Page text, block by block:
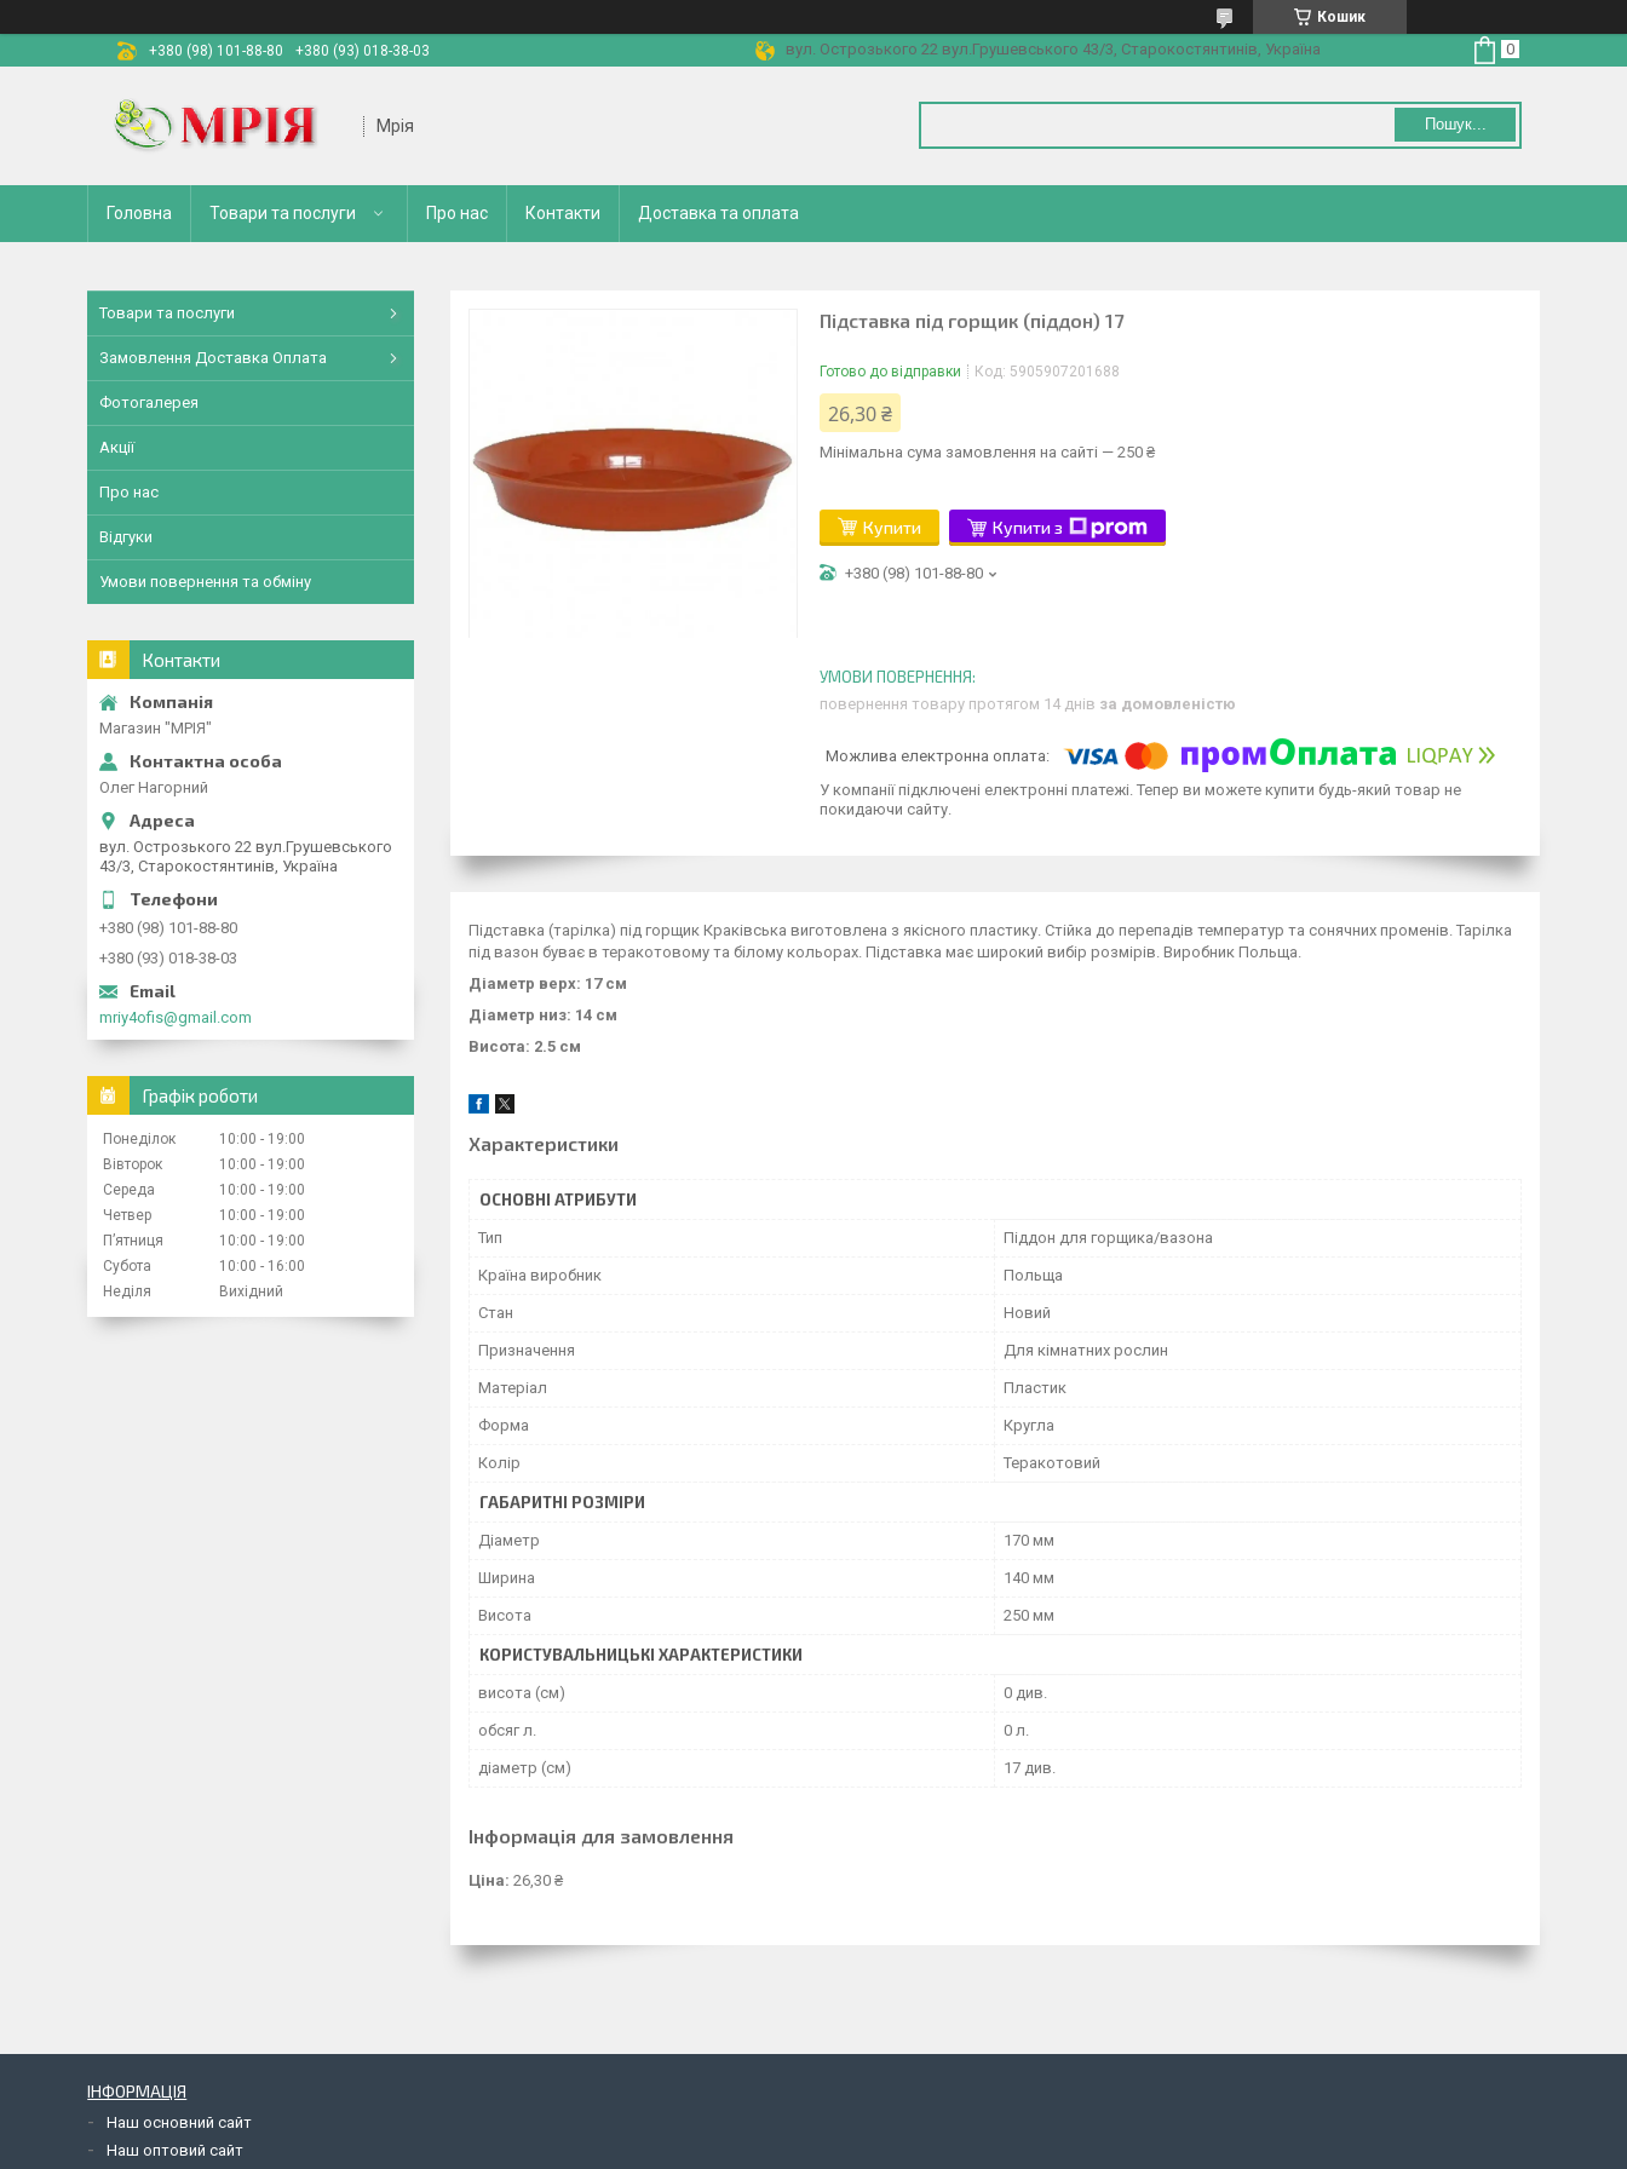
Кошик
+380 (98) 101-88-80
+380 (93) 018-38-03 вул. Острозького 22 вул.Грушевського 43/3, Старокостянтинів, Україна
Мрія Пошук...
Головна Товари та послуги Про нас Контакти Доставка та оплата
Підставка під горщик (піддон) 17
Готово до відправки Код: 5905907201688
26,30 ₴
Мінімальна сума замовлення на сайті — 250 ₴
Купити Купити з
+380 (98) 101-88-80
повернення товару протягом 14 днів за домовленістю
У компанії підключені електронні платежі. Тепер ви можете купити будь-який товар не
покидаючи сайту.
Підставка (тарілка) під горщик Краківська виготовлена з якісного пластику. Стійка до перепадів температур та сонячних променів. Тарілка
під вазон буває в теракотовому та білому кольорах. Підставка має широкий вибір розмірів. Виробник Польща.
Діаметр верх: 17 см
Діаметр низ: 14 см
Висота: 2.5 см
Характеристики
ОСНОВНІ АТРИБУТИ
Тип Піддон для горщика/вазона
Країна виробник Польща
Стан Новий
Призначення Для кімнатних рослин
Матеріал Пластик
Форма Кругла
Колір Теракотовий
ГАБАРИТНІ РОЗМІРИ
Діаметр 170 мм
Ширина 140 мм
Висота 250 мм
КОРИСТУВАЛЬНИЦЬКІ ХАРАКТЕРИСТИКИ
висота (см) 0 див.
обсяг л. 0 л.
діаметр (см) 17 див.
Інформація для замовлення
Ціна: 26,30 ₴
Товари та послуги
Замовлення Доставка Оплата
Фотогалерея
Акції
Про нас
Відгуки
Умови повернення та обміну
Контакти
Магазин "МРІЯ"
Олег Нагорний
вул. Острозького 22 вул.Грушевського
43/3, Старокостянтинів, Україна
+380 (98) 101-88-80
+380 (93) 018-38-03
mriy4ofis@gmail.com
Графік роботи
Понеділок 10:00
19:00
Вівторок
10:00
19:00
Середа
10:00
19:00
Четвер
10:00
19:00
Пʼятниця
10:00
19:00
Субота
10:00
16:00
Неділя
Вихідний
ІНФОРМАЦІЯ
Наш основний сайт
Наш оптовий сайт